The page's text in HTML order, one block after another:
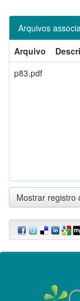
Arquivos
Arquivo
p83.pdf
Mostrar registro